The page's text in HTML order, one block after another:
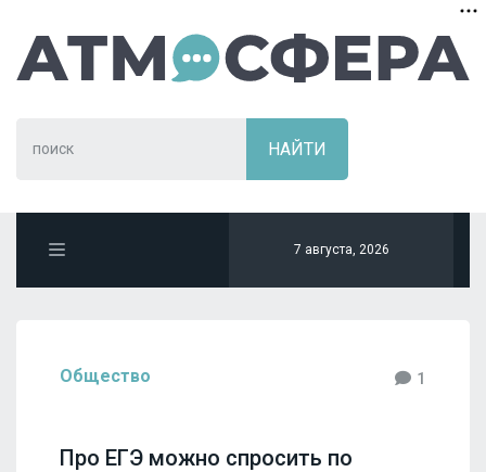
7 августа, 2026
Общество 1
Про ЕГЭ можно спросить по